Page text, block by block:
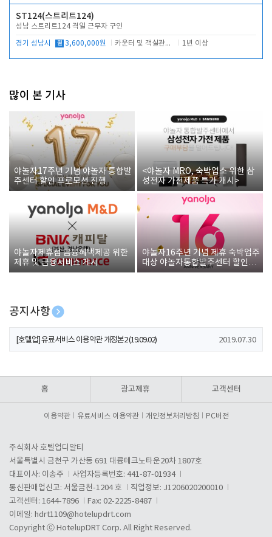
ST124(스트리트124)
성남 스트리트124 격일 근무자 구인
경기 성남시 월 3,600,000원 카운터 및 객실관리 전반 1년 이상
많이 본 기사
야놀자17주년 기념 야놀자 통합발
주센터 할인 프로모션 진행
<야놀자 MRO, 숙박업소 위한 삼
성전자 가전제품 특가 개시>
야놀자제휴점 금융혜택제공 위한
제휴 및 금융서비스 게시
야놀자16주년 기념 제휴 숙박업주
대상 야놀자통합발주센터 할인쿠
폰 증정
공지사항
[호텔업] 개인정보 처리방침 개정본1 (19.09.02)
[호텔업] 유료서비스 이용약관 개정본2 (19.09.02) 2019.07.30
홈 광고제휴 고객센터
이용약관 유료서비스 이용약관 개인정보처리방침 PC버전
주식회사 호텔업디알티
서울특별시 금천구 가산동 691 대륭테크노타운20차 1807호
대표이사: 이송주
사업자등록번호: 441-87-01934
통신판매업신고: 서울금천-1204 호
직업정보: J1206020200010
고객센터: 1644-7896
Fax: 02-2225-8487
이메일: hdrt1109@hotelupdrt.com
Copyright ⓒ HotelupDRT Corp. All Right Reserved.